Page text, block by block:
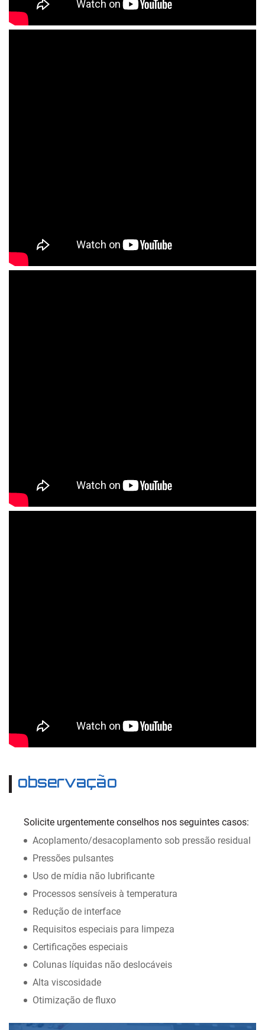
observação
Solicite urgentemente conselhos nos seguintes casos:
Acoplamento/desacoplamento sob pressão residual
Pressões pulsantes
Uso de mídia não lubrificante
Processos sensíveis à temperatura
Redução de interface
Requisitos especiais para limpeza
Certificações especiais
Colunas líquidas não deslocáveis
Alta viscosidade
Otimização de fluxo